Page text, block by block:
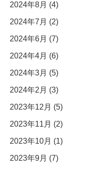
2024年8月 (4)
2024年7月 (2)
2024年6月 (7)
2024年4月 (6)
2024年3月 (5)
2024年2月 (3)
2023年12月 (5)
2023年11月 (2)
2023年10月 (1)
2023年9月 (7)